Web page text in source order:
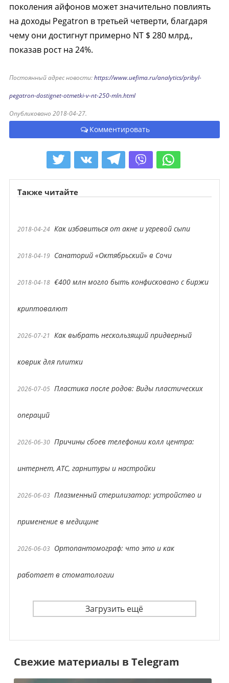
поколения айфонов может значительно повлиять
на доходы Pegatron в третьей четверти, благдаря
чему они достигнут примерно NT $ 280 млрд.,
показав рост на 24%.
Постоянный адрес новости:https://www.uefima.ru/analytics/pribyl-
pegatron-dostignet-otmetki-v-nt-250-mln.html
Опубликовано 2018-04-27.
Комментировать
Также читайте
2018-04-24 Как избавиться от акне и угревой сыпи
2018-04-19 Санаторий «Октябрьский» в Сочи
2018-04-18 €400 млн могло быть конфисковано с биржи
криптовалют
2026-07-21 Как выбрать нескользящий придверный
коврик для плитки
2026-07-05 Пластика после родов: Виды пластических
операций
2026-06-30 Причины сбоев телефонии колл центра:
интернет, АТС, гарнитуры и настройки
2026-06-03 Плазменный стерилизатор: устройство и
применение в медицине
2026-06-03 Ортопантомограф: что это и как
работает в стоматологии
Загрузить ещё
Свежие материалы в Telegram